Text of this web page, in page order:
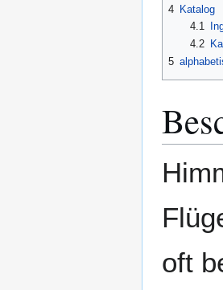
4 Katalog
4.1
4.2
5
oft